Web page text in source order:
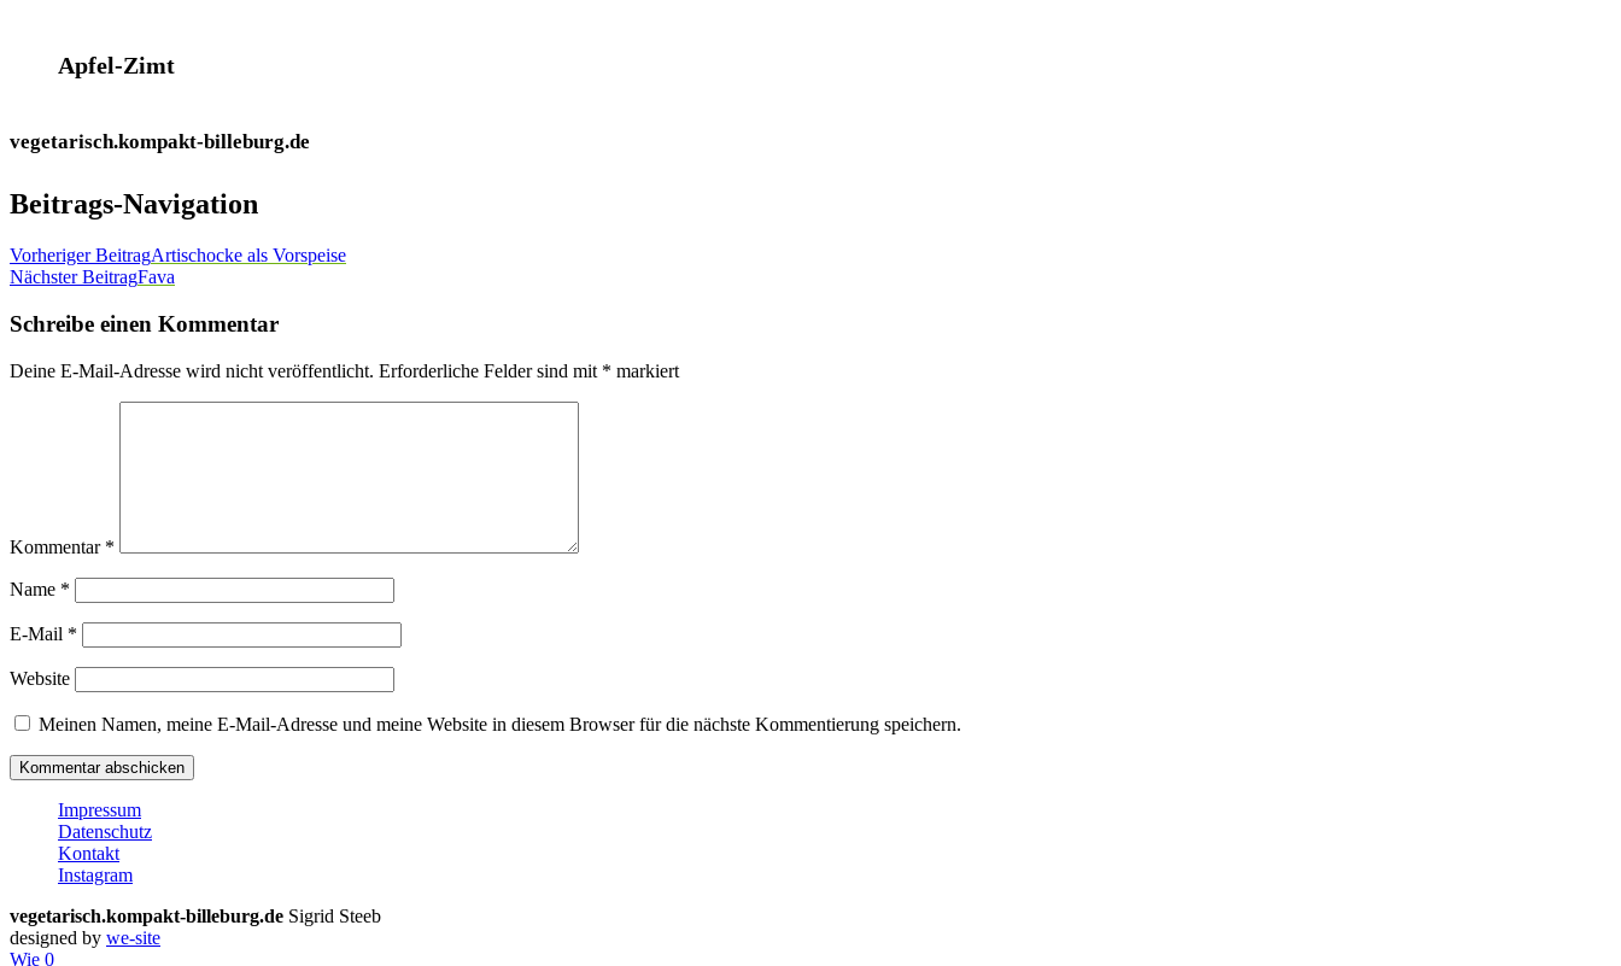
Apfel-Zimt
vegetarisch.kompakt-billeburg.de
Beitrags-Navigation
Vorheriger BeitragArtischocke als Vorspeise
Nächster BeitragFava
Schreibe einen Kommentar
Deine E-Mail-Adresse wird nicht veröffentlicht. Erforderliche Felder sind mit * markiert
Kommentar *
Name *
E-Mail *
Website
Meinen Namen, meine E-Mail-Adresse und meine Website in diesem Browser für die nächste Kommentierung speichern.
Impressum
Datenschutz
Kontakt
Instagram
vegetarisch.kompakt-billeburg.de Sigrid Steeb
designed by we-site
Wie 0